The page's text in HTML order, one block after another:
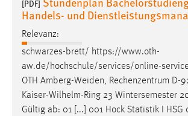
[PDF]
Handels- und
Relevanz:
schwarzes-brett/ https://www.oth-
aw.de/hochschule/services/online-
OTH Amberg-Weiden, Rechenzentrum D-
Kaiser-Wilhelm-Ring 23 Wintersemester
Gültig ab: 01 [...] 001 Hock Statistik I HSG